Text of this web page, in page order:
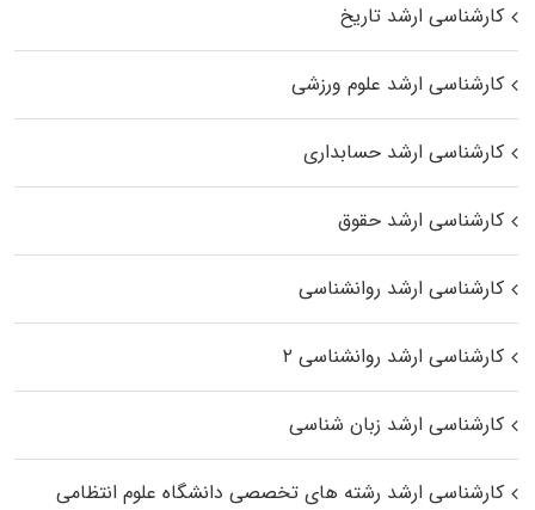
کارشناسی ارشد تاریخ
کارشناسی ارشد علوم ورزشی
کارشناسی ارشد حسابداری
کارشناسی ارشد حقوق
کارشناسی ارشد روانشناسی
کارشناسی ارشد روانشناسی ۲
کارشناسی ارشد زبان شناسی
کارشناسی ارشد رﺷﺘﻪ ﻫﺎی تخصصی داﻧﺸﮕﺎه ﻋﻠﻮم انتظامی